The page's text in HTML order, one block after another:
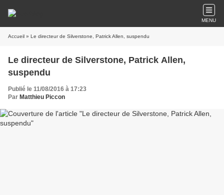
MENU
Accueil » Le directeur de Silverstone, Patrick Allen, suspendu
Le directeur de Silverstone, Patrick Allen,
suspendu
Publié le 11/08/2016 à 17:23
Par Matthieu Piccon